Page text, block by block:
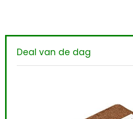
Deal van de dag